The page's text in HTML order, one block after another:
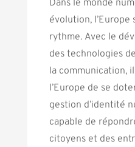
Dans le monde
évolution,
rythme. Avec le
des technologies
la communication,
l’Europe de se
gestion d’identité
capable de
citoyens et des